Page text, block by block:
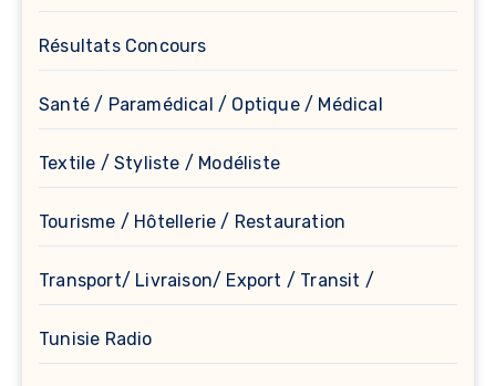
Résultats Concours
Santé / Paramédical / Optique / Médical
Textile / Styliste / Modéliste
Tourisme / Hôtellerie / Restauration
Transport/ Livraison/ Export / Transit /
Tunisie Radio